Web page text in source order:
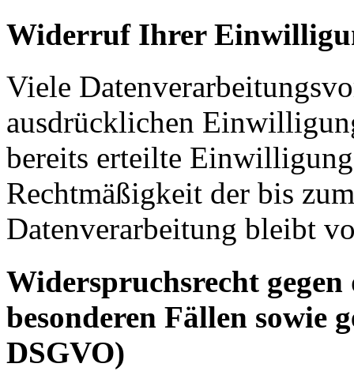
Widerruf Ihrer
Viele
ausdrücklichen
bereits erteilte
Rechtmäßigkeit der bis
Datenverarbeitung bleibt
Widerspruchsrecht
besonderen Fällen sowie
DSGVO)